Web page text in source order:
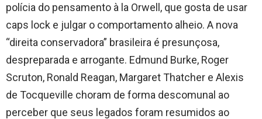
polícia do pensamento à la Orwell, que gosta de usar
caps lock e julgar o comportamento alheio. A nova
“direita conservadora” brasileira é presunçosa,
despreparada e arrogante. Edmund Burke, Roger
Scruton, Ronald Reagan, Margaret Thatcher e Alexis
de Tocqueville choram de forma descomunal ao
perceber que seus legados foram resumidos ao